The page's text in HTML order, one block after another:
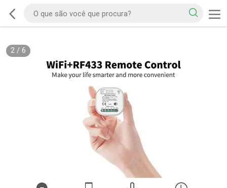
2/ 6